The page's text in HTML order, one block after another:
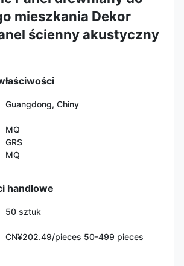
mieszkania Dekor
ścienny akustyczny
Guangdong, Chiny
MQ
GRS
MQ
handlowe
50 sztuk
CN¥202.49/pieces 50-499 pieces